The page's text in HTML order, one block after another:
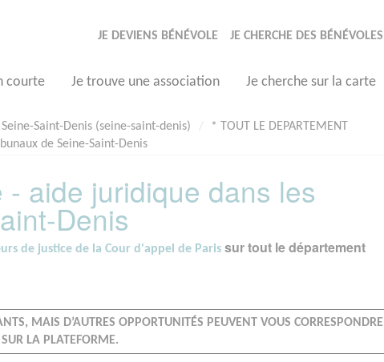
JE DEVIENS BÉNÉVOLE JE CHERCHE DES BÉNÉVOLES
courte Je trouve une association Je cherche sur la carte
Seine-Saint-Denis (seine-saint-denis)
* TOUT LE DEPARTEMENT
de Seine-Saint-Denis
aide juridique dans les
Denis
de justice de la Cour d'appel de Paris sur tout le département
MAIS D’AUTRES OPPORTUNITÉS PEUVENT VOUS CORRESPONDRE
SUR LA PLATEFORME.